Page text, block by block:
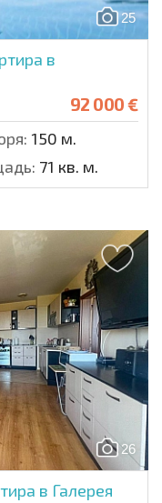
25
в
92 000 €
150 м.
71 кв. м.
26
в Галерея